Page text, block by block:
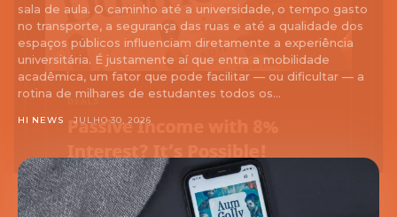
sala de aula. O caminho até a universidade, o tempo gasto
no transporte, a segurança das ruas e até a qualidade dos
espaços públicos influenciam diretamente a experiência
universitária. É justamente aí que entra a mobilidade
acadêmica, um fator que pode facilitar — ou dificultar — a
rotina de milhares de estudantes todos os...
HI NEWS JULHO 30, 2026